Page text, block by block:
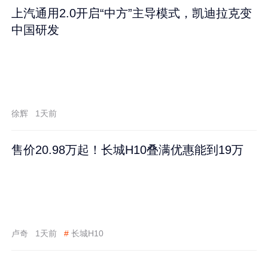
上汽通用2.0开启“中方”主导模式，凯迪拉克变
中国研发
徐辉 1天前
售价20.98万起！长城H10叠满优惠能到19万
卢奇 1天前 # 长城H10